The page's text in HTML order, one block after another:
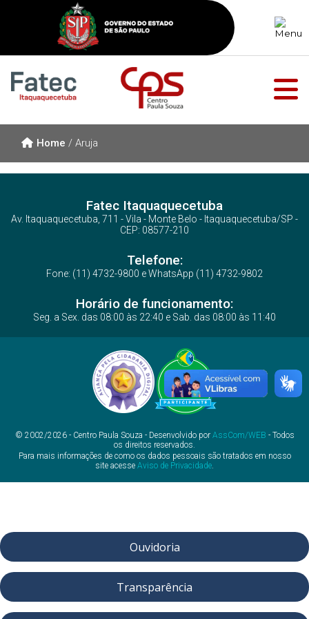
Home / Aruja
Fatec Itaquaquecetuba
Av. Itaquaquecetuba, 711 - Vila - Monte Belo - Itaquaquecetuba/SP -
CEP: 08577-210
Telefone:
Fone: (11) 4732-9800 e WhatsApp (11) 4732-9802
Horário de funcionamento:
Seg. a Sex. das 08:00 às 22:40 e Sab. das 08:00 às 11:40
© 2002/2026 - Centro Paula Souza - Desenvolvido por AssCom/WEB - Todos
os direitos reservados.
Para mais informações de como os dados pessoais são tratados em nosso
site acesse Aviso de Privacidade.
Ouvidoria
Transparência